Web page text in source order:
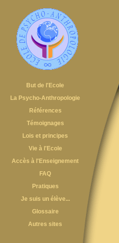
But de l'Ecole
La Psycho-Anthropologie
Références
Témoignages
Lois et principes
Vie à l'Ecole
Accès à l'Enseignement
FAQ
Pratiques
Je suis un élève...
Glossaire
Autres sites